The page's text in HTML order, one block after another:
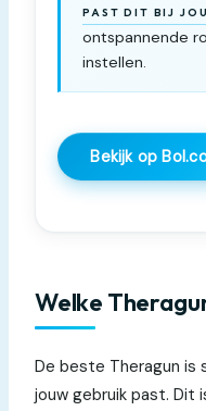
PAST DIT BIJ
ontspannende
instellen.
Bekijk op
Welke
De beste Theragun is
jouw gebruik past. Dit